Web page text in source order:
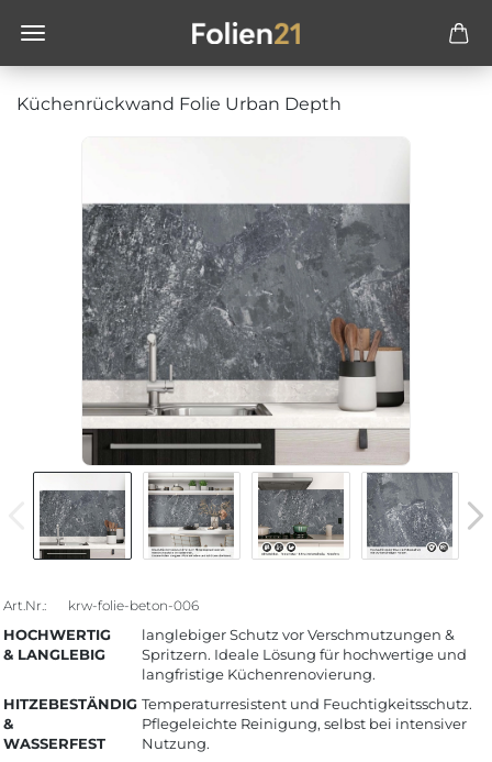
Küchenrückwand Folie Urban Depth
Art.Nr.: krw-folie-beton-006
HOCHWERTIG
& LANGLEBIG
langlebiger Schutz vor Verschmutzungen &
Spritzern. Ideale Lösung für hochwertige und
langfristige Küchenrenovierung.
HITZEBESTÄNDIG
&
WASSERFEST
Temperaturresistent und Feuchtigkeitsschutz.
Pflegeleichte Reinigung, selbst bei intensiver
Nutzung.